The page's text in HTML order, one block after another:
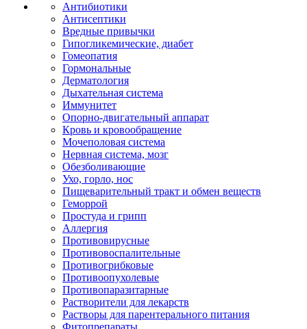
Антибиотики
Антисептики
Вредные привычки
Гипогликемические, диабет
Гомеопатия
Гормональные
Дерматология
Дыхательная система
Иммунитет
Опорно-двигательный аппарат
Кровь и кровообращение
Мочеполовая система
Нервная система, мозг
Обезболивающие
Ухо, горло, нос
Пищеварительный тракт и обмен веществ
Геморрой
Простуда и грипп
Аллергия
Противовирусные
Противовоспалительные
Противогрибковые
Противоопухолевые
Противопаразитарные
Растворители для лекарств
Растворы для парентерального питания
Фитопрепараты